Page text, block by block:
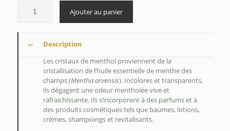
Ajouter au panier
Description
Les cristaux de menthol proviennent de la
cristallisation de l’huile essentielle de menthe des
champs (Mentha arvensis). Incolores et transparents,
ils dégagent une odeur mentholée vive et
rafraichissante. Ils s’incorporent à des parfums et à
des produits cosmétiques tels que baumes, lotions,
crèmes, shampoings et revitalisants.